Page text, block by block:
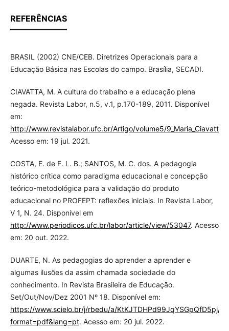
REFERÊNCIAS
BRASIL (2002) CNE/CEB. Diretrizes Operacionais para a
Educação Básica nas Escolas do campo. Brasília, SECADI.
CIAVATTA, M. A cultura do trabalho e a educação plena
negada. Revista Labor, n.5, v.1, p.170-189, 2011. Disponível
em:
http://www.revistalabor.ufc.br/Artigo/volume5/
Acesso em: 19 jul. 2021.
COSTA, E. de F. L. B.; SANTOS, M. C. dos. A pedagogia
histórico crítica como paradigma educacional e concepção
teórico-metodológica para a validação do produto
educacional no PROFEPT: reflexões iniciais. In Revista Labor,
V 1, N. 24. Disponível em
http://www.periodicos.ufc.br/labor/article/view/53047. Acesso
em: 20 out. 2022.
DUARTE, N. As pedagogias do aprender a aprender e
algumas ilusões da assim chamada sociedade do
conhecimento. In Revista Brasileira de Educação.
Set/Out/Nov/Dez 2001 Nº 18. Disponível em:
https://www.scielo.br/j/rbedu/a/KtKJTDHPd99JqYSGpQfD5pj/?
format=pdf&lang=pt. Acesso em: 20 jul. 2022.